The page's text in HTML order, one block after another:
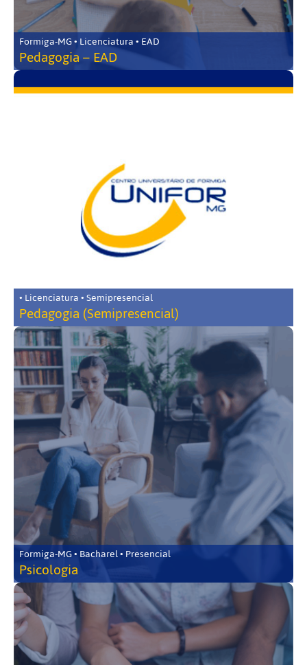
Formiga-MG • Licenciatura • EAD
Pedagogia – EAD
• Licenciatura • Semipresencial
Pedagogia (Semipresencial)
Formiga-MG • Bacharel • Presencial
Psicologia